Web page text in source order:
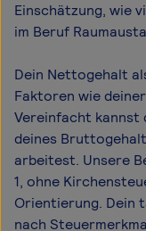
Einschätzung, wie
im Beruf
Dein Nettogehalt
Faktoren wie
Vereinfacht kannst
deines
arbeitest. Unsere
1, ohne
Orientierung. Dein
nach